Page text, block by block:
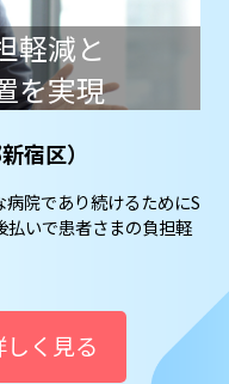
軽減と
を実現
宿区）
院であり続けるためにS
いで患者さまの負担軽
く見る